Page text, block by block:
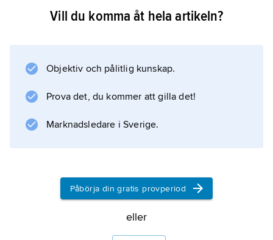
Information om artikeln
Vill du komma åt hela artikeln?
Objektiv och pålitlig kunskap.
Prova det, du kommer att gilla det!
Marknadsledare i Sverige.
Påbörja din gratis provperiod
eller